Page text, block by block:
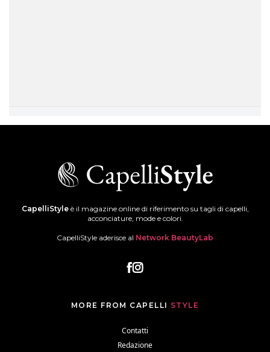
CapelliStyleè il magazine online di riferimento su tagli di capelli,
acconciature, mode e colori.
CapelliStyle aderisce al Network BeautyLab
MORE FROM CAPELLI STYLE
Contatti
Redazione